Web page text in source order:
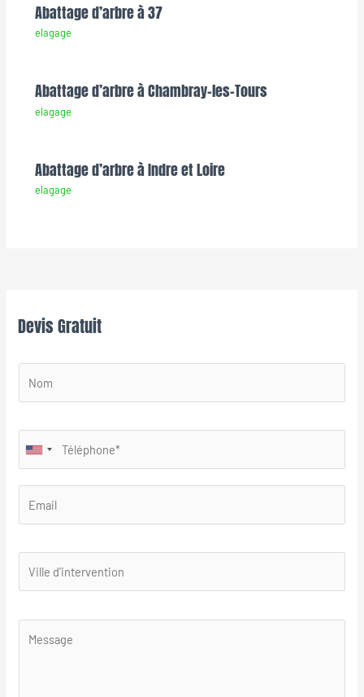
Abattage d’arbre à 37
elagage
Abattage d’arbre à Chambray-les-Tours
elagage
Abattage d’arbre à Indre et Loire
elagage
Devis Gratuit